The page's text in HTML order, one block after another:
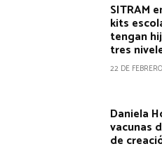
SITRAM
kits
tengan
tres
22 DE
Daniela
vacunas
de